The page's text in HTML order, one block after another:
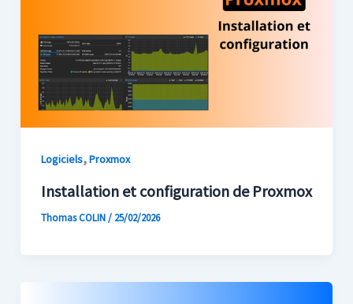
Logiciels,Proxmox
Installation et configuration de Proxmox
Thomas COLIN/ 25/02/2026